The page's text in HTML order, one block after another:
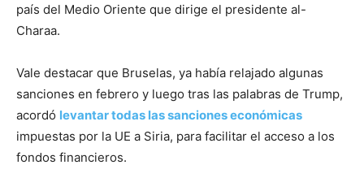
país del Medio Oriente que dirige el presidente al-
Charaa.
Vale destacar que Bruselas, ya había relajado algunas
sanciones en febrero y luego tras las palabras de Trump,
acordó levantar todas las sanciones económicas
impuestas por la UE a Siria, para facilitar el acceso a los
fondos financieros.